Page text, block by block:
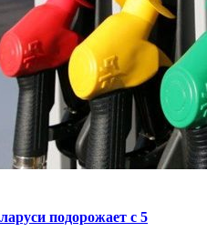
подорожает с 5